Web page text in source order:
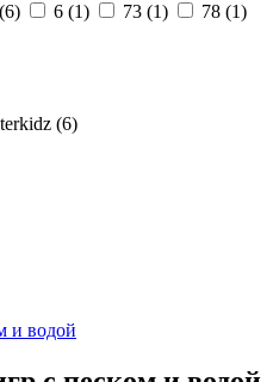
6) 6 (1) 73 (1) 78 (1)
(6)
и водой